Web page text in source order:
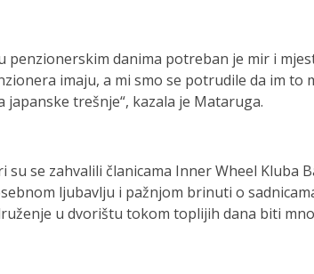
penzionerskim danima potreban je mir i
imaju, a mi smo se potrudile da im to
japanske trešnje“, kazala je Mataruga.
su se zahvalili članicama Inner Wheel Kluba
ljubavlju i pažnjom brinuti o
u dvorištu tokom toplijih dana biti